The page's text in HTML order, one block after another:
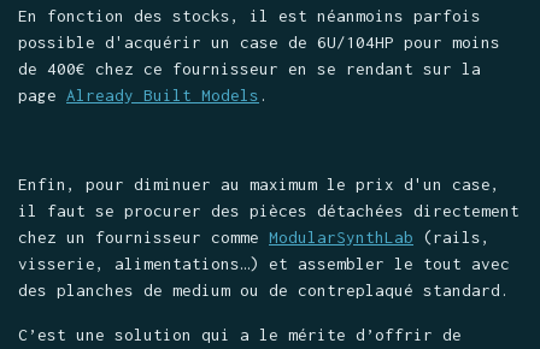
En fonction des stocks, il est néanmoins parfois
possible d'acquérir un case de 6U/104HP pour moins
de 400€ chez ce fournisseur en se rendant sur la
page Already Built Models .
Enfin, pour diminuer au maximum le prix d'un case,
il faut se procurer des pièces détachées directement
chez un fournisseur comme ModularSynthLab (rails,
visserie, alimentations…) et assembler le tout avec
des planches de medium ou de contreplaqué standard.
C’est une solution qui a le mérite d’offrir de